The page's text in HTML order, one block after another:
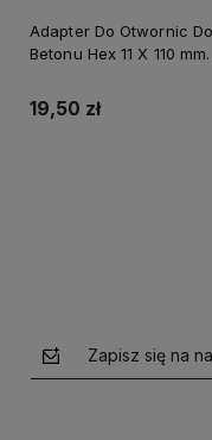
Adapter Do Otwornic Do
Betonu Hex 11 X 110 mm
19,50 zł
Zapisz się na